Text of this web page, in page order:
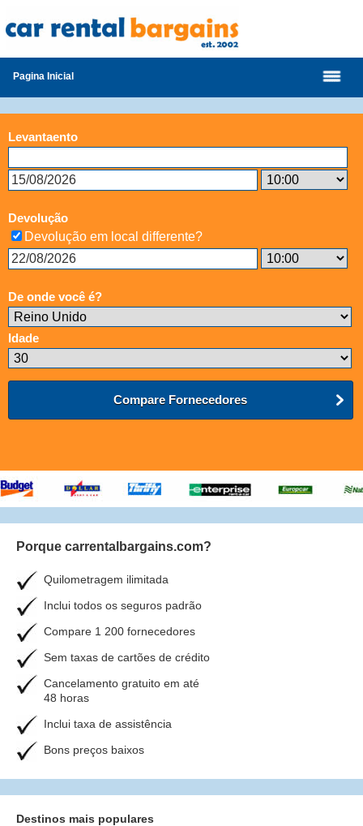
Pagina Inicial
Levantaento
Devolução
Devolução em local differente?
De onde você é?
Idade
Compare Fornecedores
Porque carrentalbargains.com?
Quilometragem ilimitada
Inclui todos os seguros padrão
Compare 1 200 fornecedores
Sem taxas de cartões de crédito
Cancelamento gratuito em até
48 horas
Inclui taxa de assistência
Bons preços baixos
Destinos mais populares